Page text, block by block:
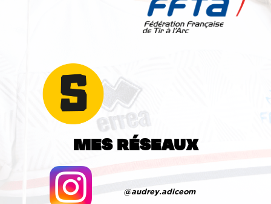
MES RÉSEAUX
@audrey.adiceom